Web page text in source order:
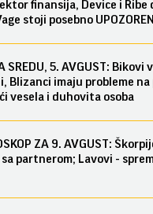
finansija, Device i Ribe
stoji posebno
SREDU, 5. AVGUST: Bikovi
Blizanci imaju probleme na
vesela i duhovita osoba
ZA 9. AVGUST:
partnerom; Lavovi -